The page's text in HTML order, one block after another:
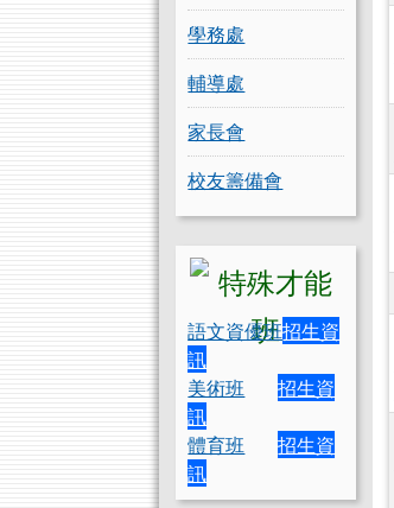
學務處
輔導處
家長會
校友籌備會
語文資優班招生資
訊
美術班
招生資
訊
體育班
招生資
訊